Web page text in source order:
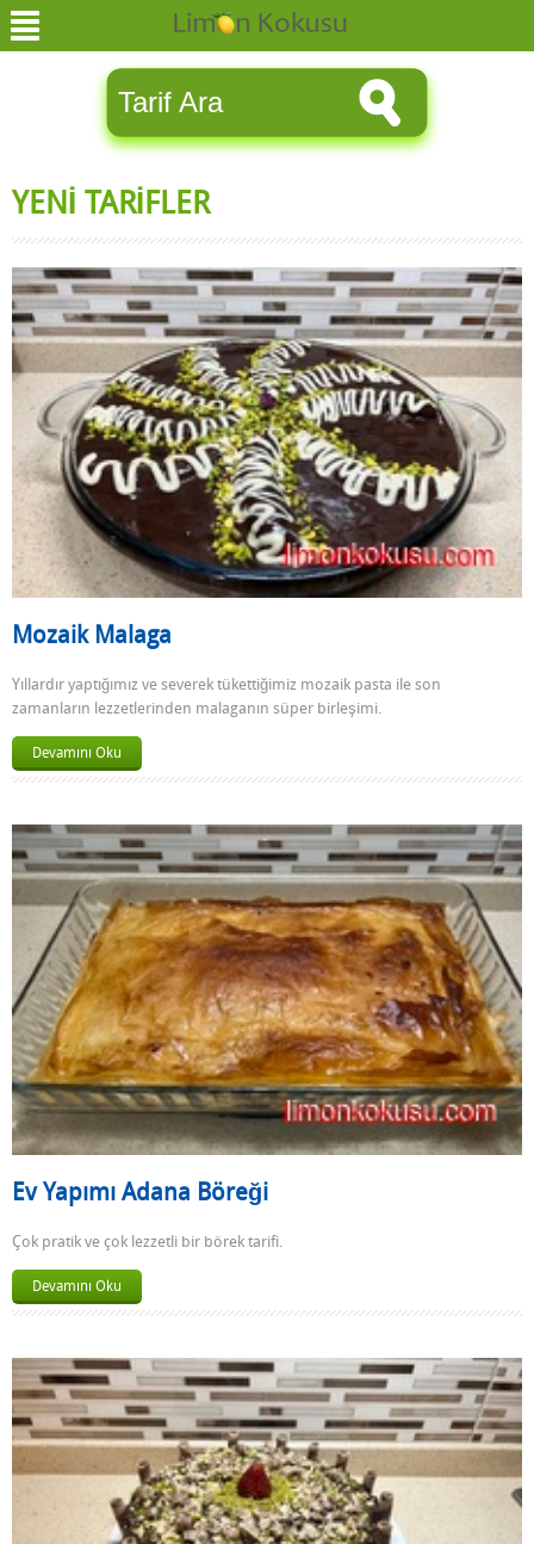
YENİ TARİFLER
Mozaik Malaga
Yıllardır yaptığımız ve severek tükettiğimiz mozaik pasta ile son
zamanların lezzetlerinden malaganın süper birleşimi.
Devamını Oku
Ev Yapımı Adana Böreği
Çok pratik ve çok lezzetli bir börek tarifi.
Devamını Oku